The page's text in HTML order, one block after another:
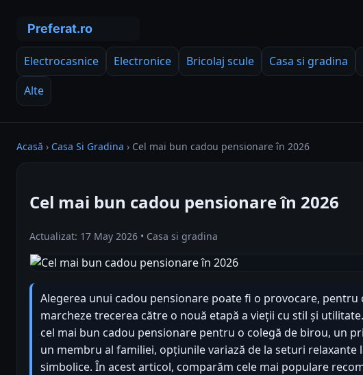
Electrocasnice Electronice Bricolaj scule Casa si gradina
Alte
Acasă › Casa Si Gradina › Cel mai bun cadou pensionare în 2026
Cel mai bun cadou pensionare în 2026
Actualizat: 17 May 2026 • Casa si gradina
Alegerea unui cadou pensionare poate fi o provocare, pentru
marcheze trecerea către o nouă etapă a vieții cu stil și
cel mai bun cadou pensionare pentru o colegă de birou, un
un membru al familiei, opțiunile variază de la seturi relaxante
simbolice. În acest articol, comparăm cele mai populare